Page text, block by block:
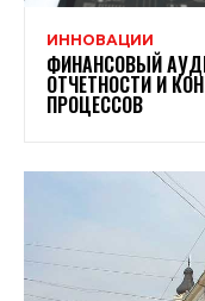
ИННОВАЦИИ
ФИНАНСОВЫЙ
ОТЧЕТНОСТИ И
ПРОЦЕССОВ